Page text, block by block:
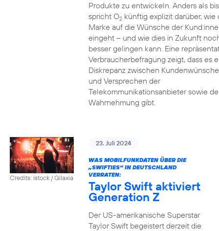
Produkte zu entwickeln. Anders als
spricht O2künftig explizit darüber, wie
Marke auf die Wünsche der
eingeht – und wie dies in Zukunft
besser gelingen kann. Eine
Verbraucherbefragung zeigt, dass es
Diskrepanz zwischen
und Versprechen der
Telekommunikationsanbieter sowie
Wahrnehmung gibt.
Credits: istock / Gilaxia
23. Juli 2024
WAS MOBILFUNKDATEN ÜBER DIE
„SWIFTIES“ IN DEUTSCHLAND
VERRATEN:
Taylor Swift aktiviert
Generation Z
Der US-amerikanische Superstar
Taylor Swift begeistert derzeit die